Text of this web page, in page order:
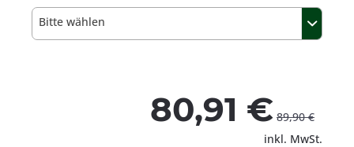
Bitte wählen
80,91 € 89,90 €
inkl. MwSt.